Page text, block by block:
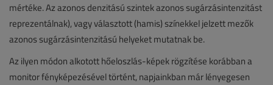
mértéke. Az azonos denzitású szintek azonos sugárzásintenzitást
reprezentálnak), vagy választott (hamis) színekkel jelzett mezők
azonos sugárzásintenzitású helyeket mutatnak be.
Az ilyen módon alkotott hőeloszlás-képek rögzítése korábban a
monitor fényképezésével történt, napjainkban már lényegesen